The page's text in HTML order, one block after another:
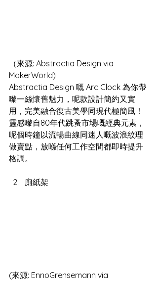
（來源: Abstractia Design via
MakerWorld)
Abstractia Design 嘅 Arc Clock 為你帶
嚟一絲懷舊魅力，呢款設計簡約又實
用，完美融合復古美學同現代極簡風！
靈感嚟自80年代跳蚤市場嘅經典元素，
呢個時鐘以流暢曲線同迷人嘅波浪紋理
做賣點，放喺任何工作空間都即時提升
格調。
廁紙架
(來源: EnnoGrensemann via